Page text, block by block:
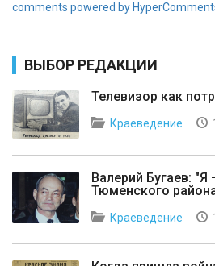
comments powered by
ВЫБОР РЕДАКЦИИ
Телевизор как
Краеведение
Валерий Бугаев: "Я
Тюменского
Краеведение